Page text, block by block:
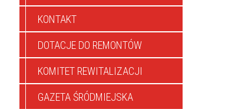
KONTAKT
DOTACJE DO REMONTÓW
KOMITET REWITALIZACJI
GAZETA ŚRÓDMIEJSKA